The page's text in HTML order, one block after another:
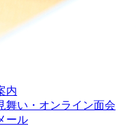
内
舞い・オンライン面会
ール